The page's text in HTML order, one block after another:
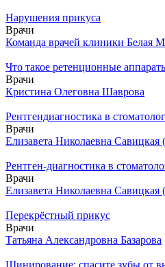
Нарушения прикуса
Врачи
Команда врачей клиники Белая
Что такое ретенционные
Врачи
Кристина Олеговна Шаврова
Рентгендиагностика в
Врачи
Елизавета Николаевна Савицкая
Рентген-диагностика в
Врачи
Елизавета Николаевна Савицкая
Перекрёстный прикус
Врачи
Татьяна Александровна Базарова